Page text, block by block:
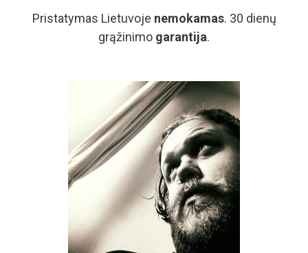
Pristatymas Lietuvoje nemokamas. 30 dienų
grąžinimo garantija.